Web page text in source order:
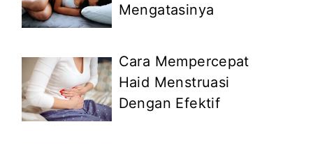
Mengatasinya
Cara Mempercepat
Haid Menstruasi
Dengan Efektif